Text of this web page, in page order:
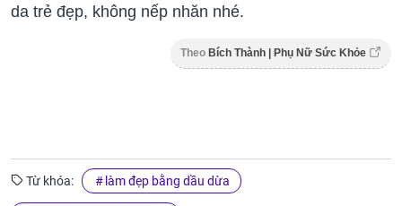
da trẻ đẹp, không nếp nhăn nhé.
Theo Bích Thành | Phụ Nữ Sức Khỏe
Từ khóa: làm đẹp bằng dầu dừa